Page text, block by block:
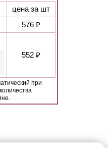
цена за шт
576 ₽
552 ₽
при